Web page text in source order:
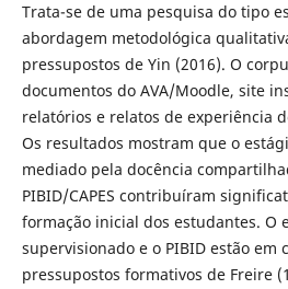
Trata-se de uma pesquisa do tipo
abordagem metodológica
pressupostos de Yin (2016). O
documentos do AVA/Moodle, site
relatórios e relatos de experiência
Os resultados mostram que o
mediado pela docência
PIBID/CAPES contribuíram
formação inicial dos estudantes. O
supervisionado e o PIBID estão em
pressupostos formativos de Freire